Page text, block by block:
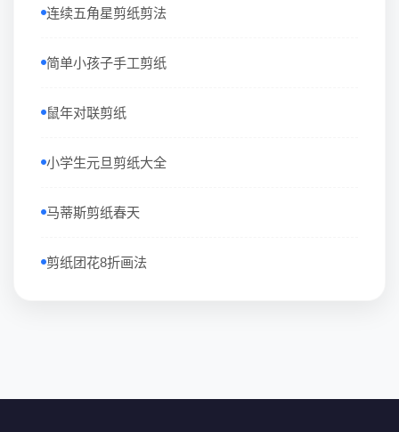
连续五角星剪纸剪法
简单小孩子手工剪纸
鼠年对联剪纸
小学生元旦剪纸大全
马蒂斯剪纸春天
剪纸团花8折画法